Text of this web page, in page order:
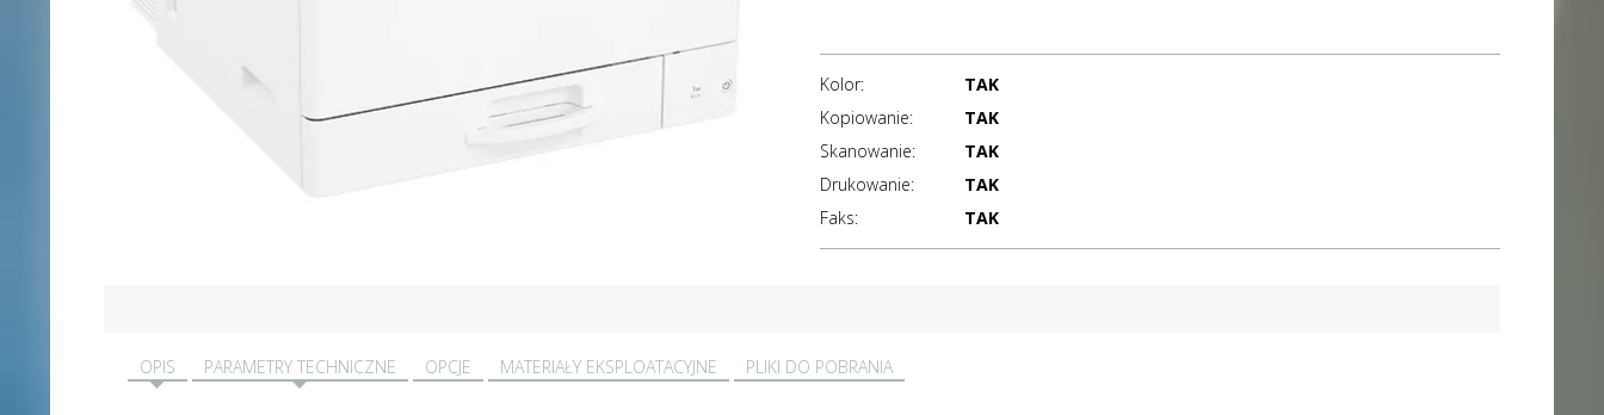
Kolor:
TAK
Kopiowanie:
TAK
Skanowanie:
TAK
Drukowanie:
TAK
Faks:
TAK
OPIS PARAMETRY TECHNICZNE OPCJE MATERIAŁY EKSPLOATACYJNE PLIKI DO POBRANIA